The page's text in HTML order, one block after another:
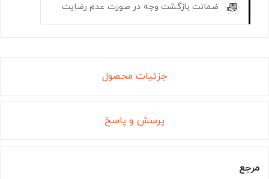
ضمانت بازگشت وجه در صورت عدم رضایت
جزئیات محصول
پرسش و پاسخ
مرجع